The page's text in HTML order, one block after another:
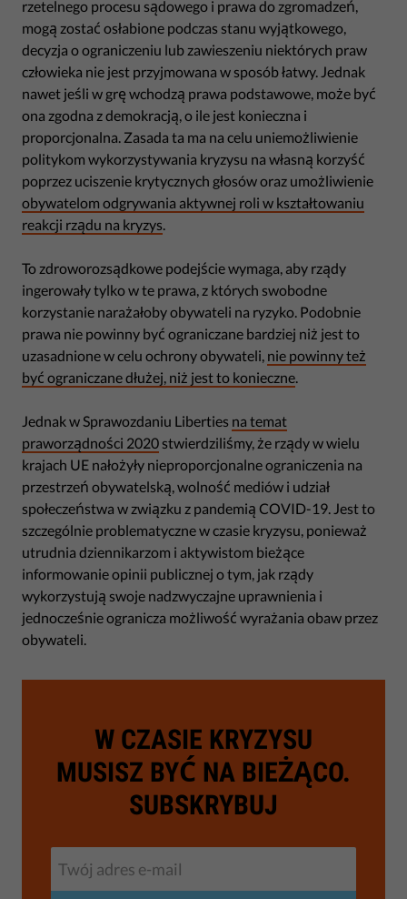
rzetelnego procesu sądowego i prawa do zgromadzeń,
mogą zostać osłabione podczas stanu wyjątkowego,
decyzja o ograniczeniu lub zawieszeniu niektórych praw
człowieka nie jest przyjmowana w sposób łatwy. Jednak
nawet jeśli w grę wchodzą prawa podstawowe, może być
ona zgodna z demokracją, o ile jest konieczna i
proporcjonalna. Zasada ta ma na celu uniemożliwienie
politykom wykorzystywania kryzysu na własną korzyść
poprzez uciszenie krytycznych głosów oraz umożliwienie
obywatelom odgrywania aktywnej roli w kształtowaniu
reakcji rządu na kryzys.
To zdroworozsądkowe podejście wymaga, aby rządy
ingerowały tylko w te prawa, z których swobodne
korzystanie narażałoby obywateli na ryzyko. Podobnie
prawa nie powinny być ograniczane bardziej niż jest to
uzasadnione w celu ochrony obywateli, nie powinny też
być ograniczane dłużej, niż jest to konieczne.
Jednak w Sprawozdaniu Liberties na temat
praworządności 2020 stwierdziliśmy, że rządy w wielu
krajach UE nałożyły nieproporcjonalne ograniczenia na
przestrzeń obywatelską, wolność mediów i udział
społeczeństwa w związku z pandemią COVID-19. Jest to
szczególnie problematyczne w czasie kryzysu, ponieważ
utrudnia dziennikarzom i aktywistom bieżące
informowanie opinii publicznej o tym, jak rządy
wykorzystują swoje nadzwyczajne uprawnienia i
jednocześnie ogranicza możliwość wyrażania obaw przez
obywateli.
W CZASIE KRYZYSU
MUSISZ BYĆ NA BIEŻĄCO.
SUBSKRYBUJ